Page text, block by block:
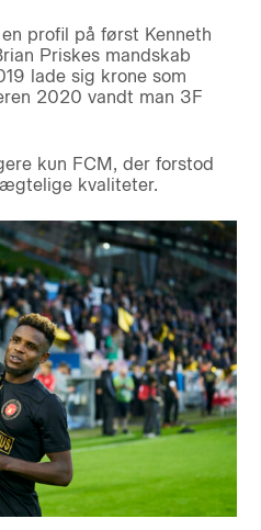
profil på først Kenneth
Priskes mandskab
lade sig krone som
2020 vandt man 3F
kun FCM, der forstod
kvaliteter.